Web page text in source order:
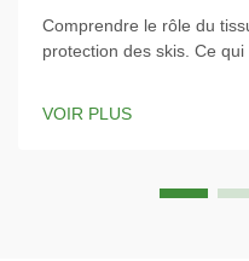
Comprendre le rôle du
protection des skis. Ce
VOIR PLUS